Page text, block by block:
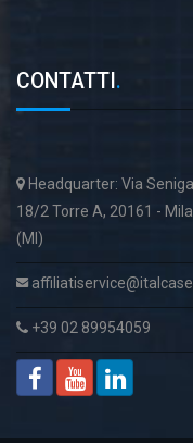
CONTATTI .
Headquarter: Via
18/2 Torre A, 20161 -
(MI)
+39 02 89954059